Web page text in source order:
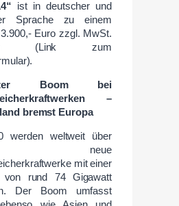
ist in deutscher und
Sprache zu einem
Euro zzgl. MwSt.
(Link zum
Boom bei
–
bremst Europa
werden weltweit über
neue
mit einer
von rund 74 Gigawatt
Der Boom umfasst